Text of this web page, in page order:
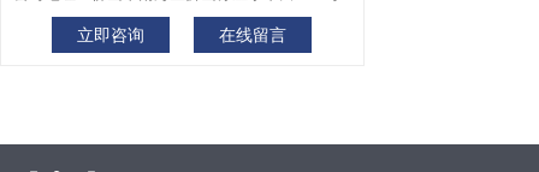
立即咨询 在线留言